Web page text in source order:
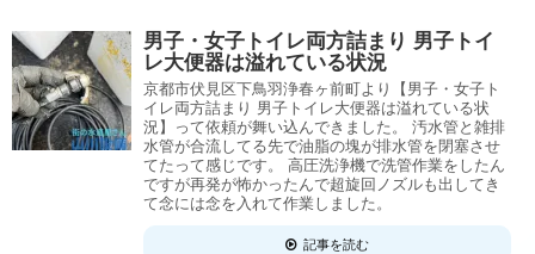
男子・女子トイレ両方詰まり 男子トイ
レ大便器は溢れている状況
京都市伏見区下鳥羽浄春ヶ前町より【男子・女子ト
イレ両方詰まり 男子トイレ大便器は溢れている状
況】って依頼が舞い込んできました。 汚水管と雑排
水管が合流してる先で油脂の塊が排水管を閉塞させ
てたって感じです。 高圧洗浄機で洗管作業をしたん
ですが再発が怖かったんで超旋回ノズルも出してき
て念には念を入れて作業しました。
記事を読む